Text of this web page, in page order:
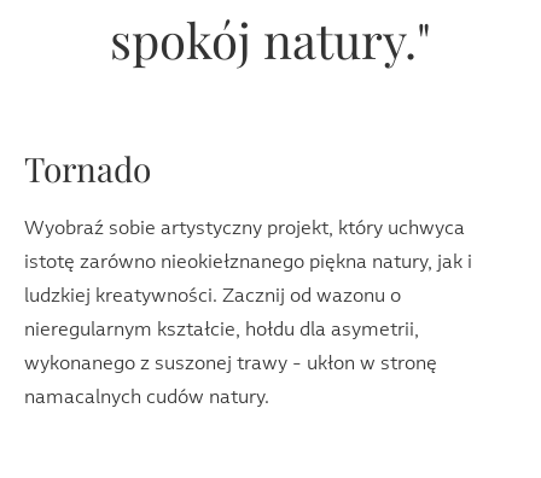
spokój natury."
Tornado
Wyobraź sobie artystyczny projekt, który uchwyca
istotę zarówno nieokiełznanego piękna natury, jak i
ludzkiej kreatywności. Zacznij od wazonu o
nieregularnym kształcie, hołdu dla asymetrii,
wykonanego z suszonej trawy - ukłon w stronę
namacalnych cudów natury.